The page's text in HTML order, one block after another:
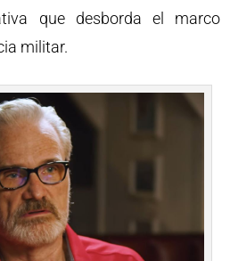
que desborda el marco
militar.